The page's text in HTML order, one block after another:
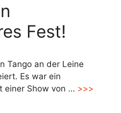
Fest!
Tango an der Leine
Es war ein
einer Show von … >>>